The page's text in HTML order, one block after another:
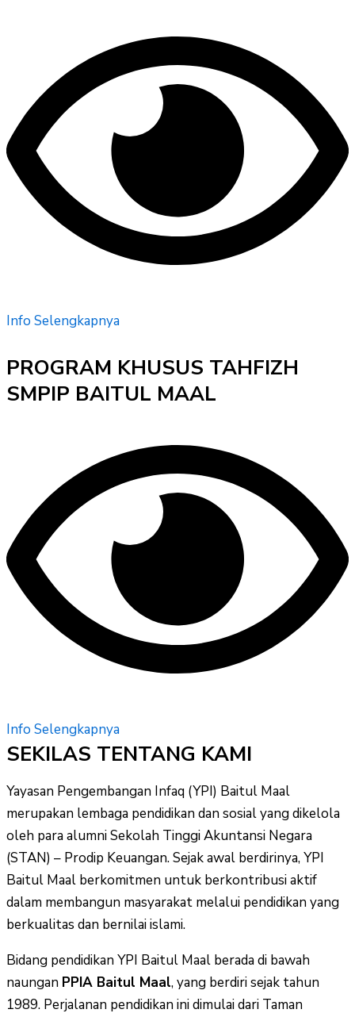
Info Selengkapnya
PROGRAM KHUSUS TAHFIZH
SMPIP BAITUL MAAL
Info Selengkapnya
SEKILAS TENTANG KAMI
Yayasan Pengembangan Infaq (YPI) Baitul Maal
merupakan lembaga pendidikan dan sosial yang dikelola
oleh para alumni Sekolah Tinggi Akuntansi Negara
(STAN) – Prodip Keuangan. Sejak awal berdirinya, YPI
Baitul Maal berkomitmen untuk berkontribusi aktif
dalam membangun masyarakat melalui pendidikan yang
berkualitas dan bernilai islami.
Bidang pendidikan YPI Baitul Maal berada di bawah
naungan PPIA Baitul Maal, yang berdiri sejak tahun
1989. Perjalanan pendidikan ini dimulai dari Taman